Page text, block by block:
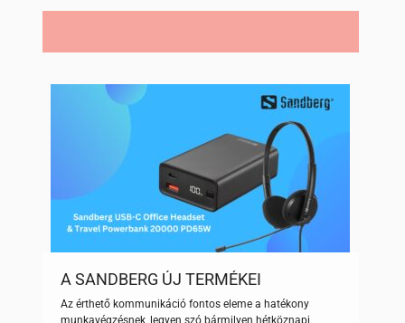
melyet ITX-alaplapokhoz terveztek. A The Tower sorozat
lehetővé teszik a The Tower sorozatnak, […]
A SANDBERG ÚJ TERMÉKEI
HATÉKONYABBÁ TESZIK A
KOMMUNIKÁCIÓT ÉS A
Az érthető kommunikáció fontos eleme a hatékony
munkavégzésnek, legyen szó bármilyen hétköznapi